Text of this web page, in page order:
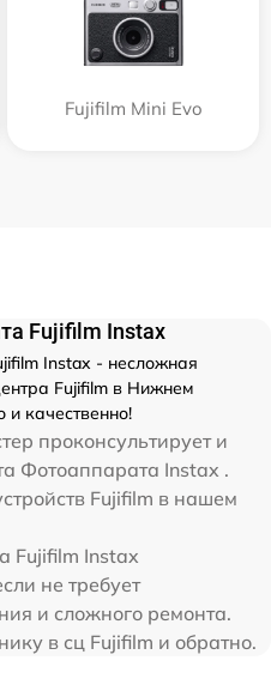
Fujifilm Mini Evo
Fujifilm Instax
Instax - несложная
Fujifilm в Нижнем
качественно!
проконсультирует и
Фотоаппарата Instax .
Fujifilm в нашем
Fujifilm Instax
не требует
и сложного ремонта.
в сц Fujifilm и обратно.